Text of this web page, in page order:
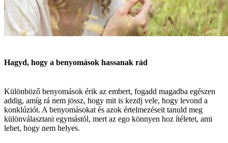
Hagyd, hogy a benyomások hassanak rád
Különböző benyomások érik az embert, fogadd magadba egészen
addig, amíg rá nem jössz, hogy mit is kezdj vele, hogy levond a
konklúziót. A benyomásokat és azok értelmezéseit tanuld meg
különválasztani egymástól, mert az ego könnyen hoz ítéletet, ami
lehet, hogy nem helyes.